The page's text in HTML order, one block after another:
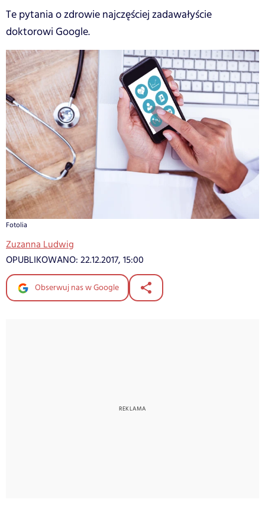
Te pytania o zdrowie najczęściej zadawałyście
doktorowi Google.
Fotolia
Zuzanna Ludwig
OPUBLIKOWANO: 22.12.2017, 15:00
Obserwuj nas w Google